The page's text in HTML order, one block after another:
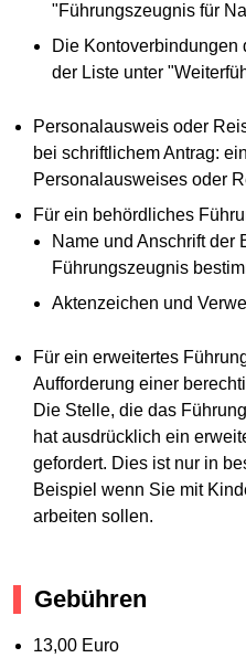
"Führungszeugnis für
Die Kontoverbindungen
der Liste unter
Personalausweis oder
bei schriftlichem Antrag:
Personalausweises oder
Für ein behördliches
Name und Anschrift der
Führungszeugnis
Aktenzeichen und
Für ein erweitertes
Aufforderung einer
Die Stelle, die das
hat ausdrücklich ein
gefordert. Dies ist nur in
Beispiel wenn Sie mit
arbeiten sollen.
Gebühren
13,00 Euro